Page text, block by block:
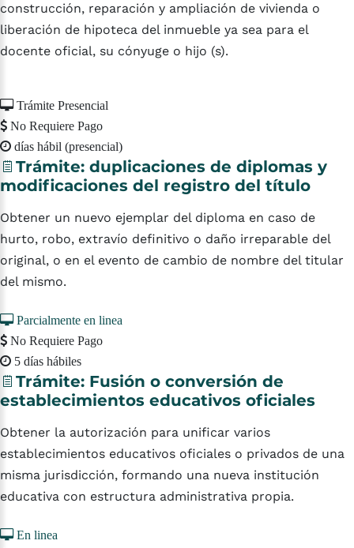
construcción, reparación y ampliación de vivienda o
liberación de hipoteca del inmueble ya sea para el
docente oficial, su cónyuge o hijo (s).
Trámite Presencial
No Requiere Pago
días hábil (presencial)
Trámite: duplicaciones de diplomas y
modificaciones del registro del título
Obtener un nuevo ejemplar del diploma en caso de
hurto, robo, extravío definitivo o daño irreparable del
original, o en el evento de cambio de nombre del titular
del mismo.
Parcialmente en linea
No Requiere Pago
5 días hábiles
Trámite: Fusión o conversión de
establecimientos educativos oficiales
Obtener la autorización para unificar varios
establecimientos educativos oficiales o privados de una
misma jurisdicción, formando una nueva institución
educativa con estructura administrativa propia.
En linea